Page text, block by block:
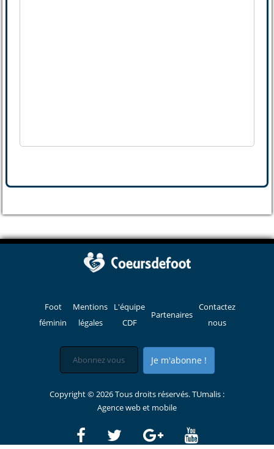
Foot
féminin
Mentions
légales
L'équipe
CDF
Partenaires
Contactez
nous
Je m'abonne !
Copyright © 2026 Tous droits réservés. TUmalis :
Agence web et mobile